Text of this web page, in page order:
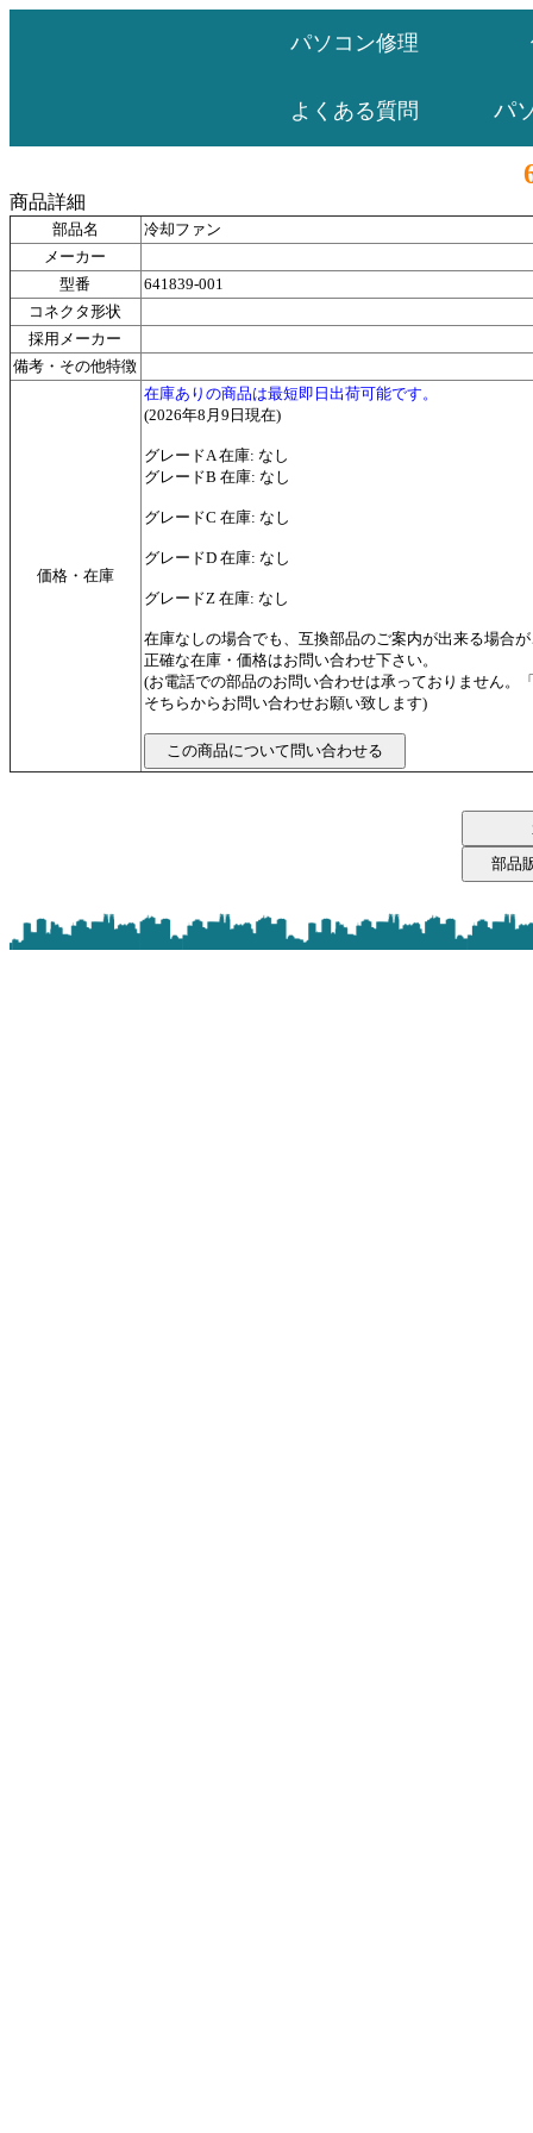
パソコン修理
よくある質問 パ
商品詳細
部品名
冷却ファン
メーカー
型番
641839-001
コネクタ形状
採用メーカー
備考・その他特徴
価格・在庫
在庫ありの商品は最短即日出荷可能です。
(2026年8月9日現在)
グレードA 在庫: なし
グレードB 在庫: なし
グレードC 在庫: なし
グレードD 在庫: なし
グレードZ 在庫: なし
在庫なしの場合でも、互換部品のご案内が出来る場合
正確な在庫・価格はお問い合わせ下さい。
(お電話での部品のお問い合わせは承っておりません。
そちらからお問い合わせお願い致します)